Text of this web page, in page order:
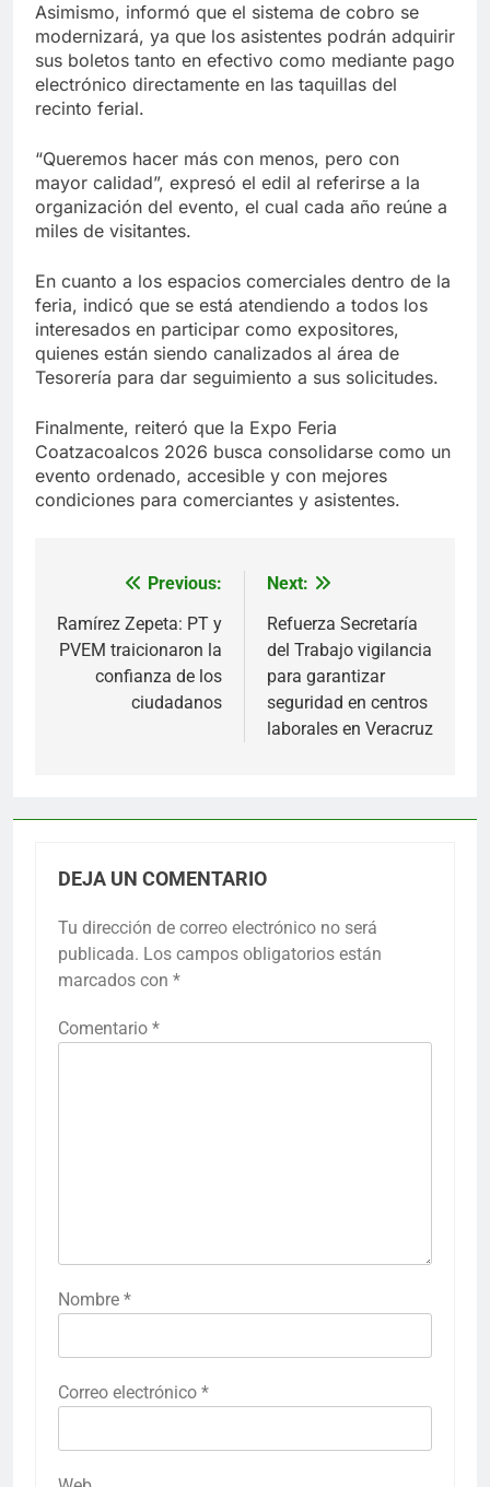
Asimismo, informó que el sistema de cobro se
modernizará, ya que los asistentes podrán adquirir
sus boletos tanto en efectivo como mediante pago
electrónico directamente en las taquillas del
recinto ferial.
“Queremos hacer más con menos, pero con
mayor calidad”, expresó el edil al referirse a la
organización del evento, el cual cada año reúne a
miles de visitantes.
En cuanto a los espacios comerciales dentro de la
feria, indicó que se está atendiendo a todos los
interesados en participar como expositores,
quienes están siendo canalizados al área de
Tesorería para dar seguimiento a sus solicitudes.
Finalmente, reiteró que la Expo Feria
Coatzacoalcos 2026 busca consolidarse como un
evento ordenado, accesible y con mejores
condiciones para comerciantes y asistentes.
Navegación
de
entradas
Previous:
Ramírez Zepeta: PT y
PVEM traicionaron la
confianza de los
ciudadanos
Next:
Refuerza Secretaría
del Trabajo vigilancia
para garantizar
seguridad en centros
laborales en Veracruz
DEJA UN COMENTARIO
Tu dirección de correo electrónico no será
publicada. Los campos obligatorios están
marcados con *
Comentario *
Nombre *
Correo electrónico *